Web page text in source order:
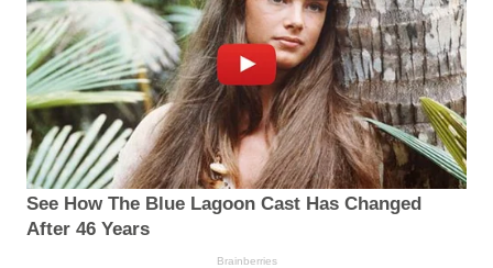
See How The Blue Lagoon Cast Has Changed
After 46 Years
Brainberries